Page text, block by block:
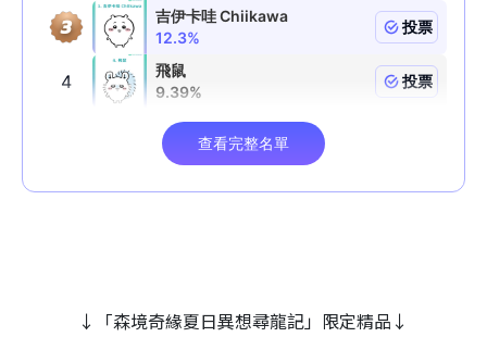
↓「森境奇緣夏日異想尋龍記」限定精品↓